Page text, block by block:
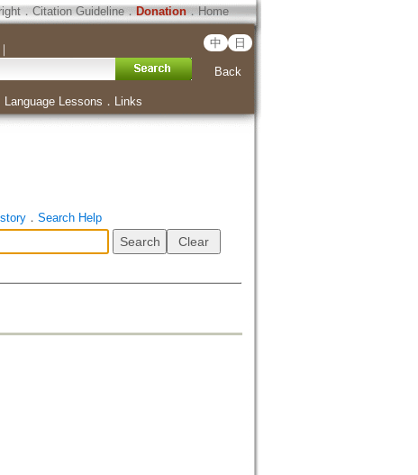
．Citation Guideline． Donation．Home
中 日
Back
Language Lessons ． Links
． Search Help